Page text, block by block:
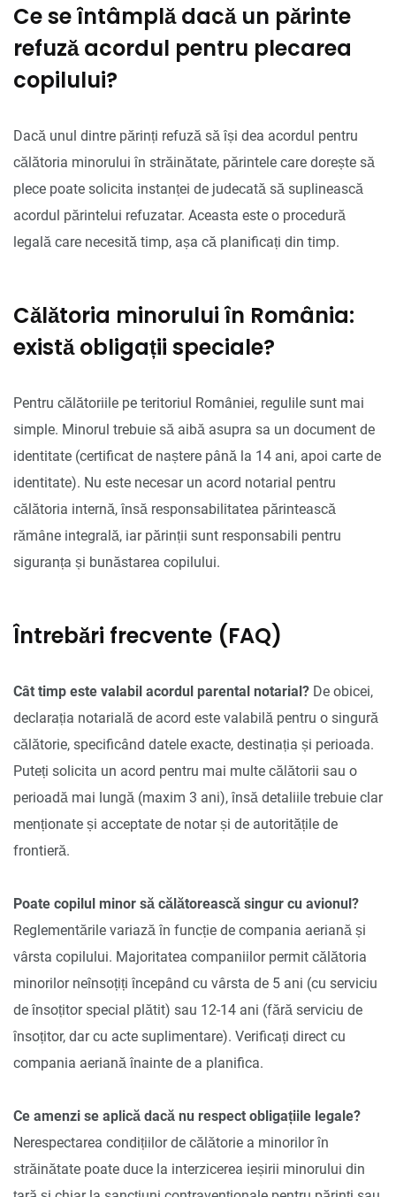
Ce se întâmplă dacă un părinte
refuză acordul pentru plecarea
copilului?
Dacă unul dintre părinți refuză să își dea acordul pentru
călătoria minorului în străinătate, părintele care dorește să
plece poate solicita instanței de judecată să suplinească
acordul părintelui refuzatar. Aceasta este o procedură
legală care necesită timp, așa că planificați din timp.
Călătoria minorului în România:
există obligații speciale?
Pentru călătoriile pe teritoriul României, regulile sunt mai
simple. Minorul trebuie să aibă asupra sa un document de
identitate (certificat de naștere până la 14 ani, apoi carte de
identitate). Nu este necesar un acord notarial pentru
călătoria internă, însă responsabilitatea părintească
rămâne integrală, iar părinții sunt responsabili pentru
siguranța și bunăstarea copilului.
Întrebări frecvente (FAQ)
Cât timp este valabil acordul parental notarial? De obicei,
declarația notarială de acord este valabilă pentru o singură
călătorie, specificând datele exacte, destinația și perioada.
Puteți solicita un acord pentru mai multe călătorii sau o
perioadă mai lungă (maxim 3 ani), însă detaliile trebuie clar
menționate și acceptate de notar și de autoritățile de
frontieră.
Poate copilul minor să călătorească singur cu avionul?
Reglementările variază în funcție de compania aeriană și
vârsta copilului. Majoritatea companiilor permit călătoria
minorilor neînsoțiți începând cu vârsta de 5 ani (cu serviciu
de însoțitor special plătit) sau 12-14 ani (fără serviciu de
însoțitor, dar cu acte suplimentare). Verificați direct cu
compania aeriană înainte de a planifica.
Ce amenzi se aplică dacă nu respect obligațiile legale?
Nerespectarea condițiilor de călătorie a minorilor în
străinătate poate duce la interzicerea ieșirii minorului din